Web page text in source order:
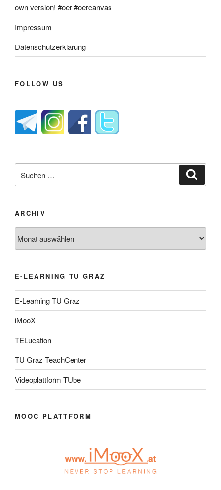
own version! #oer #oercanvas
Impressum
Datenschutzerklärung
FOLLOW US
nach:
ARCHIV
E-LEARNING TU GRAZ
E-Learning TU Graz
iMooX
TELucation
TU Graz TeachCenter
Videoplattform TUbe
MOOC PLATTFORM